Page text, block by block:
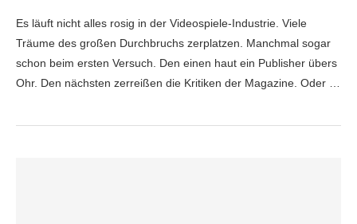
Es läuft nicht alles rosig in der Videospiele-Industrie. Viele
Träume des großen Durchbruchs zerplatzen. Manchmal sogar
schon beim ersten Versuch. Den einen haut ein Publisher übers
Ohr. Den nächsten zerreißen die Kritiken der Magazine. Oder …